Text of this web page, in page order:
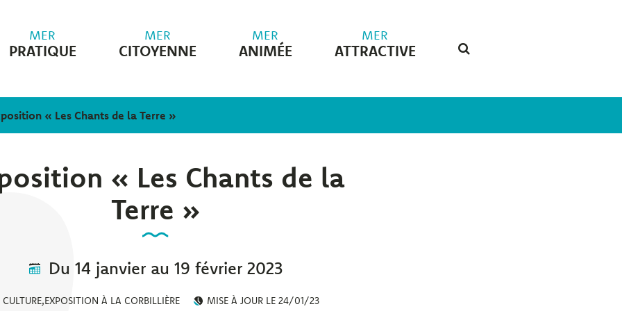
MER
PRATIQUE
MER
CITOYENNE
MER
ANIMÉE
MER
ATTRACTIVE
« Les Chants de la Terre »
« Les Chants de la
Terre »
Du 14 janvier au 19 février 2023
CULTURE,EXPOSITION À LA CORBILLIÈRE MISE À JOUR LE 24/01/23